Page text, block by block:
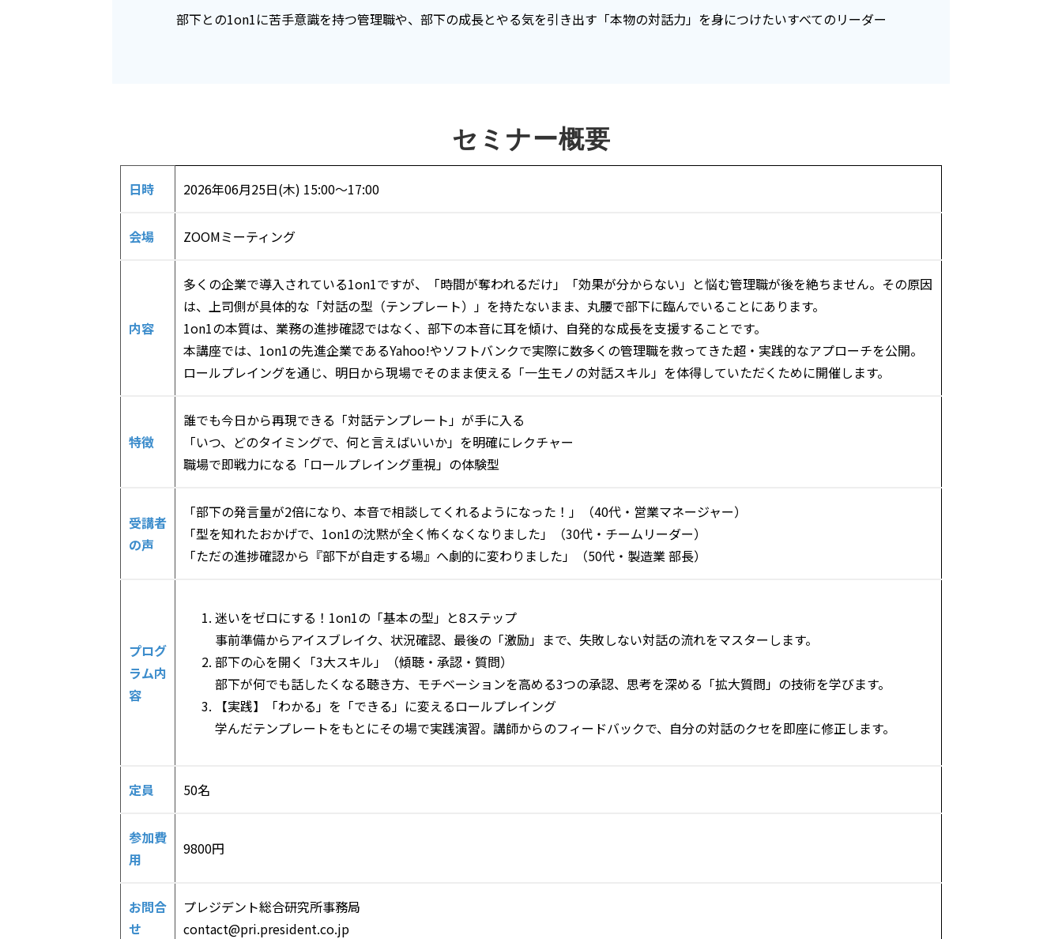
部下との1on1に苦手意識を持つ管理職や、部下の成長とやる気を引き出す「本物の対話力」を身につけたいすべてのリーダー
セミナー概要
日時 2026年06月25日(木) 15:00〜17:00
会場 ZOOMミーティング
内容
多くの企業で導入されている1on1ですが、「時間が奪われるだけ」「効果が分からない」と悩む管理職が後を絶ちません。その原因
は、上司側が具体的な「対話の型（テンプレート）」を持たないまま、丸腰で部下に臨んでいることにあります。
1on1の本質は、業務の進捗確認ではなく、部下の本音に耳を傾け、自発的な成長を支援することです。
本講座では、1on1の先進企業であるYahoo!やソフトバンクで実際に数多くの管理職を救ってきた超・実践的なアプローチを公開。
ロールプレイングを通じ、明日から現場でそのまま使える「一生モノの対話スキル」を体得していただくために開催します。
特徴
誰でも今日から再現できる「対話テンプレート」が手に入る
「いつ、どのタイミングで、何と言えばいいか」を明確にレクチャー
職場で即戦力になる「ロールプレイング重視」の体験型
受講者
の声
「部下の発言量が2倍になり、本音で相談してくれるようになった！」（40代・営業マネージャー）
「型を知れたおかげで、1on1の沈黙が全く怖くなくなりました」（30代・チームリーダー）
「ただの進捗確認から『部下が自走する場』へ劇的に変わりました」（50代・製造業 部長）
プログ
ラム内
容
迷いをゼロにする！1on1の「基本の型」と8ステップ
事前準備からアイスブレイク、状況確認、最後の「激励」まで、失敗しない対話の流れをマスターします。
部下の心を開く「3大スキル」（傾聴・承認・質問）
部下が何でも話したくなる聴き方、モチベーションを高める3つの承認、思考を深める「拡大質問」の技術を学びます。
【実践】「わかる」を「できる」に変えるロールプレイング
学んだテンプレートをもとにその場で実践演習。講師からのフィードバックで、自分の対話のクセを即座に修正します。
定員 50名
参加費
用
9800円
お問合
せ
プレジデント総合研究所事務局
contact@pri.president.co.jp